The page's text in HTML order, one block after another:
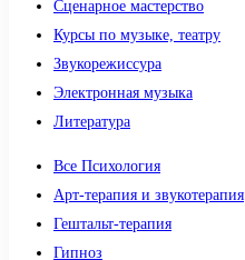
Сценарное мастерство
Курсы по музыке, театру
Звукорежиссура
Электронная музыка
Литература
Все Психология
Арт-терапия и звукотерапия
Гештальт-терапия
Гипноз